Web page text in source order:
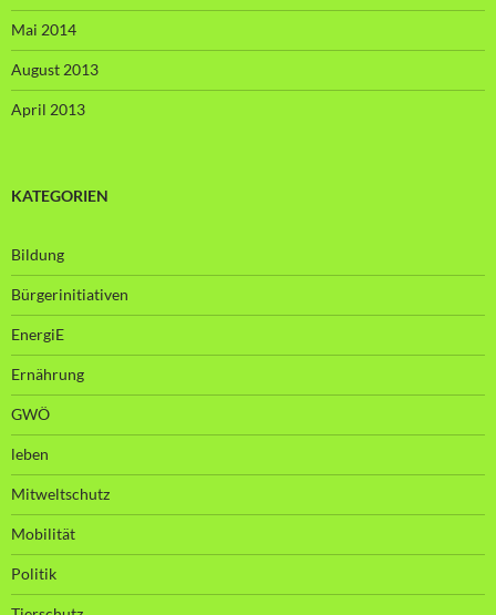
Mai 2014
August 2013
April 2013
KATEGORIEN
Bildung
Bürgerinitiativen
EnergiE
Ernährung
GWÖ
leben
Mitweltschutz
Mobilität
Politik